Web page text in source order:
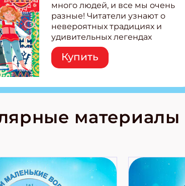
много людей, и все мы очень
разные! Читатели узнают о
невероятных традициях и
удивительных легендах
народов России! Внутри:
Легенды татар, башкир и
бурятов Настольная игра
странные слова Традиционные
космические приключения!
Купить
материалы